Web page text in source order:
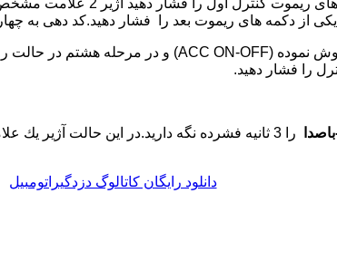
چراغ راهنمای اتومبيل
ريموت بعد را فشار دهيد.كد دهی به چهار ريموت بايستی در
را فشار دهيد.
را 3 ثانيه فشرده نگه داريد.در اين حالت
دانلود رایگان کاتالوگ دزدگیراتومبیل